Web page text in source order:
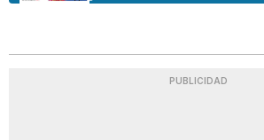
PUBLICIDAD